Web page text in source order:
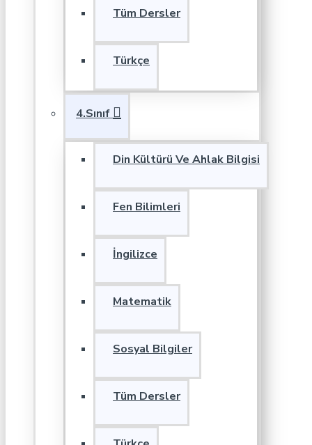
Tüm Dersler
Türkçe
4.Sınıf
Din Kültürü Ve Ahlak Bilgisi
Fen Bilimleri
İngilizce
Matematik
Sosyal Bilgiler
Tüm Dersler